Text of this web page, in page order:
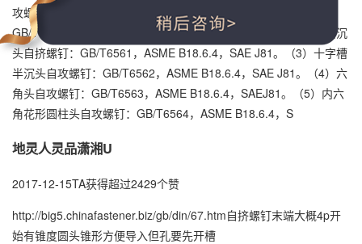
攻螺钉采用开槽。螺钉型号如下：（1）十字槽盘头自攻螺钉：
GB/T6560，ASME B18.6.4,SAE J81，? SAE J81。（2）十字槽沉
头自挤螺钉：GB/T6561，ASME B18.6.4，SAE J81。（3）十字槽
半沉头自攻螺钉：GB/T6562，ASME B18.6.4，SAE J81。（4）六
角头自攻螺钉：GB/T6563，ASME B18.6.4，SAEJ81。（5）内六
角花形圆柱头自攻螺钉：GB/T6564，ASME B18.6.4，S
地灵人灵品潇湘U
2017-12-15TA获得超过2429个赞
http://big5.chinafastener.biz/gb/din/67.htm自挤螺钉末端大概4p开
始有锥度圆头锥形方便导入但孔要先开槽